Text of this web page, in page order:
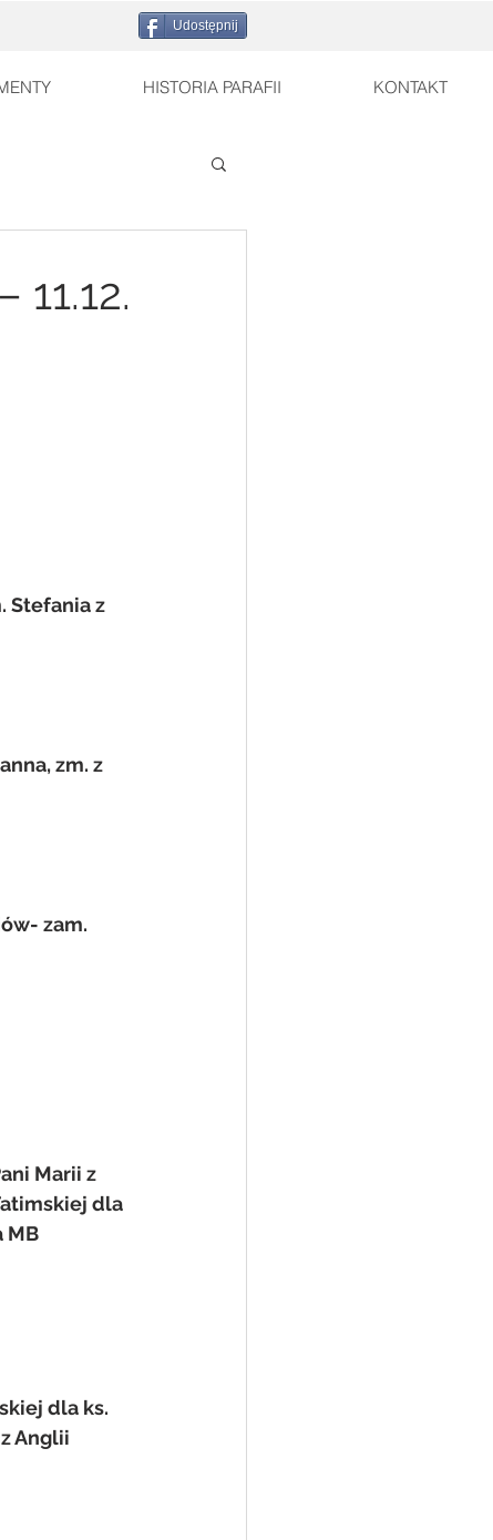
Udostępnij
HISTORIA PARAFII KONTAKT
11.12.
Stefania z
zm. z
zam.
Marii z
dla
MB
dla ks.
Anglii